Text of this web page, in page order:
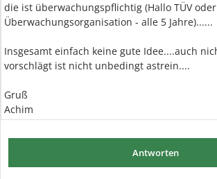
die ist überwachungspflichtig (Hallo TÜV
Überwachungsorganisation - alle 5 Jahre)......
Insgesamt einfach keine gute Idee....auch
vorschlägt ist nicht unbedingt astrein....
Gruß
Achim
Antworten